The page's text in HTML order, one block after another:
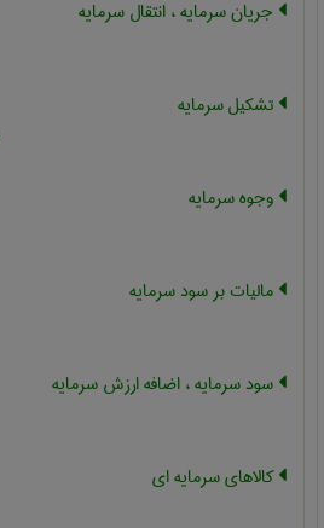
جریان سرمایه ، انتقال سرمایه
تشکیل سرمایه
وجوه سرمایه
مالیات بر سود سرمایه
سود سرمایه ، اضافه ارزش سرمایه
کالاهای سرمایه ای